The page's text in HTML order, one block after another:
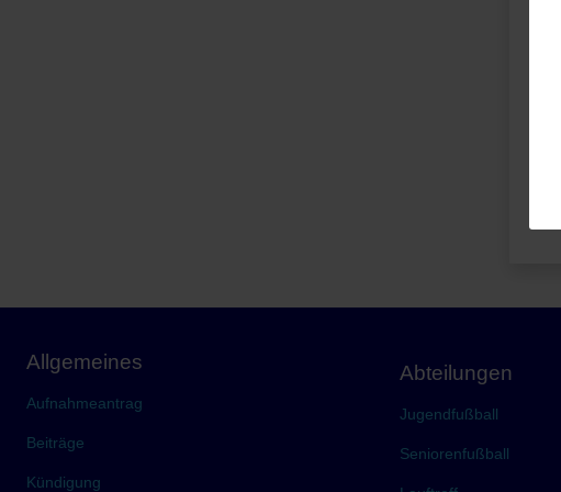
Allgemeines
Aufnahmeantrag
Beiträge
Kündigung
Abteilungen
Jugendfußball
Seniorenfußball